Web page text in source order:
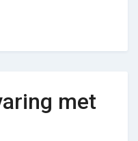
met